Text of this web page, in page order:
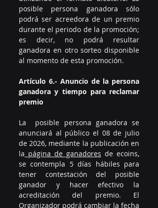
posible persona ganadora sólo
podrá ser acreedora de un premio
durante el periodo de la promoción;
es decir, no podrá resultar
ganadora en otro sorteo disponible
al momento de esta promoción.
Artículo 6.- Anuncio de la persona
ganadora y tiempo para reclamar
premio
La  posible persona ganadora se
anunciará al público el 08 de julio
de 2026, mediante la publicación en
la página de ganadores de ecoins,
se contempla 5 días hábiles para
tener contestación del posible
ganador y hacer efectivo la
acreditación del premio. El
Organizador podrá cambiar la fecha